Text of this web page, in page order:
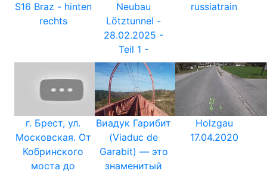
S16 Braz - hinten
rechts
Neubau
Lötztunnel -
28.02.2025 -
Teil 1 -
russiatrain
г. Брест, ул.
Московская. От
Кобринского
моста до
Виадук Гарибит
(Viaduc de
Garabit) — это
знаменитый
Holzgau
17.04.2020